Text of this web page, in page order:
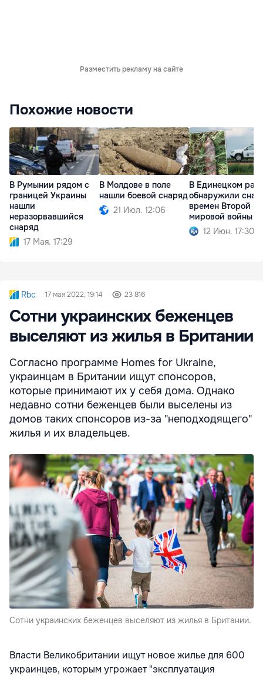
Разместить рекламу на сайте
Похожие новости
В Румынии рядом с
границей Украины
нашли
неразорвавшийся
снаряд
17 Мая. 17:29
В Молдове в поле
нашли боевой снаряд
21 Июл. 12:06
В Единецком
обнаружили
времен Второй
мировой войны
12 Июн. 17:30
Rbc 17 мая 2022, 19:14 23 816
Сотни украинских беженцев
выселяют из жилья в Британии
Согласно программе Homes for Ukraine,
украинцам в Британии ищут спонсоров,
которые принимают их у себя дома. Однако
недавно сотни беженцев были выселены из
домов таких спонсоров из-за "неподходящего"
жилья и их владельцев.
Сотни украинских беженцев выселяют из жилья в Британии.
Власти Великобритании ищут новое жилье для 600
украинцев, которым угрожает "эксплуатация